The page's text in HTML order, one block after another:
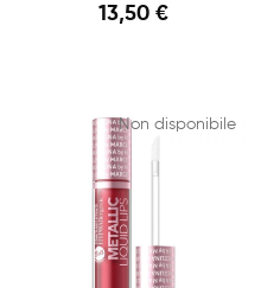
13,50 €
Non disponibile